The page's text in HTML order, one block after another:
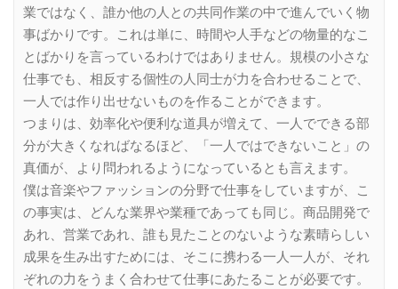
業ではなく、誰か他の人との共同作業の中で進んでいく物
事ばかりです。これは単に、時間や人手などの物量的なこ
とばかりを言っているわけではありません。規模の小さな
仕事でも、相反する個性の人同士が力を合わせることで、
一人では作り出せないものを作ることができます。
つまりは、効率化や便利な道具が増えて、一人でできる部
分が大きくなればなるほど、「一人ではできないこと」の
真価が、より問われるようになっているとも言えます。
僕は音楽やファッションの分野で仕事をしていますが、こ
の事実は、どんな業界や業種であっても同じ。商品開発で
あれ、営業であれ、誰も見たことのないような素晴らしい
成果を生み出すためには、そこに携わる一人一人が、それ
ぞれの力をうまく合わせて仕事にあたることが必要です。